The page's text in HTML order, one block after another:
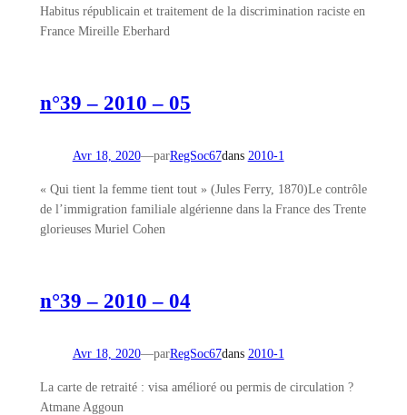
Habitus républicain et traitement de la discrimination raciste en
France Mireille Eberhard
n°39 – 2010 – 05
Avr 18, 2020—parRegSoc67dans 2010-1
« Qui tient la femme tient tout » (Jules Ferry, 1870)Le contrôle
de l’immigration familiale algérienne dans la France des Trente
glorieuses Muriel Cohen
n°39 – 2010 – 04
Avr 18, 2020—parRegSoc67dans 2010-1
La carte de retraité : visa amélioré ou permis de circulation ?
Atmane Aggoun